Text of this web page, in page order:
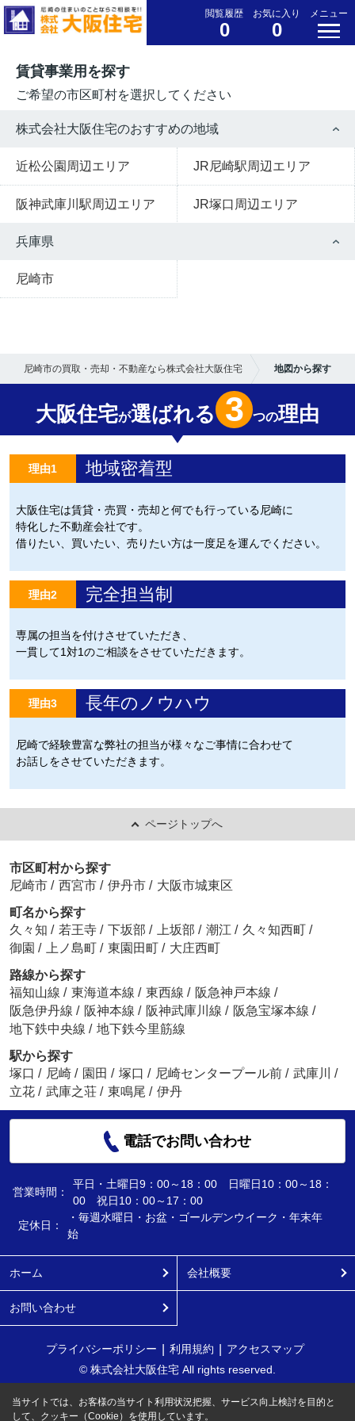
閲覧履歴
0
お気に入り
0
メニュー
賃貸事業用を探す
ご希望の市区町村を選択してください
株式会社大阪住宅のおすすめの地域
近松公園周辺エリア JR尼崎駅周辺エリア
阪神武庫川駅周辺エリア JR塚口周辺エリア
兵庫県
尼崎市
尼崎市の買取・売却・不動産なら株式会社大阪住宅 地図から探す
大阪住宅が選ばれる 3 つの理由
理由1 地域密着型
大阪住宅は賃貸・売買・売却と何でも行っている尼崎に
特化した不動産会社です。
借りたい、買いたい、売りたい方は一度足を運んでください。
理由2 完全担当制
専属の担当を付けさせていただき、
一貫して1対1のご相談をさせていただきます。
理由3 長年のノウハウ
尼崎で経験豊富な弊社の担当が様々なご事情に合わせて
お話しをさせていただきます。
ページトップへ
市区町村から探す
尼崎市 / 西宮市 / 伊丹市 / 大阪市城東区
町名から探す
久々知 / 若王寺 / 下坂部 / 上坂部 / 潮江 / 久々知西町 /
御園 / 上ノ島町 / 東園田町 / 大庄西町
路線から探す
福知山線 / 東海道本線 / 東西線 / 阪急神戸本線 /
阪急伊丹線 / 阪神本線 / 阪神武庫川線 / 阪急宝塚本線 /
地下鉄中央線 / 地下鉄今里筋線
駅から探す
塚口 / 尼崎 / 園田 / 塚口 / 尼崎センタープール前 / 武庫川
/
立花 / 武庫之荘 / 東鳴尾 / 伊丹
電話でお問い合わせ
営業時間：
平日・土曜日9：00～18：00 日曜日10：00～18：
00 祝日10：00～17：00
定休日：
・毎週水曜日・お盆・ゴールデンウイーク・年末年
始
ホーム 会社概要
お問い合わせ
プライバシーポリシー 利用規約
アクセスマップ
© 株式会社大阪住宅 All rights reserved.
当サイトでは、お客様の当サイト利用状況把握、サービス向上検討を目的と
して、クッキー（Cookie）を使用しています。